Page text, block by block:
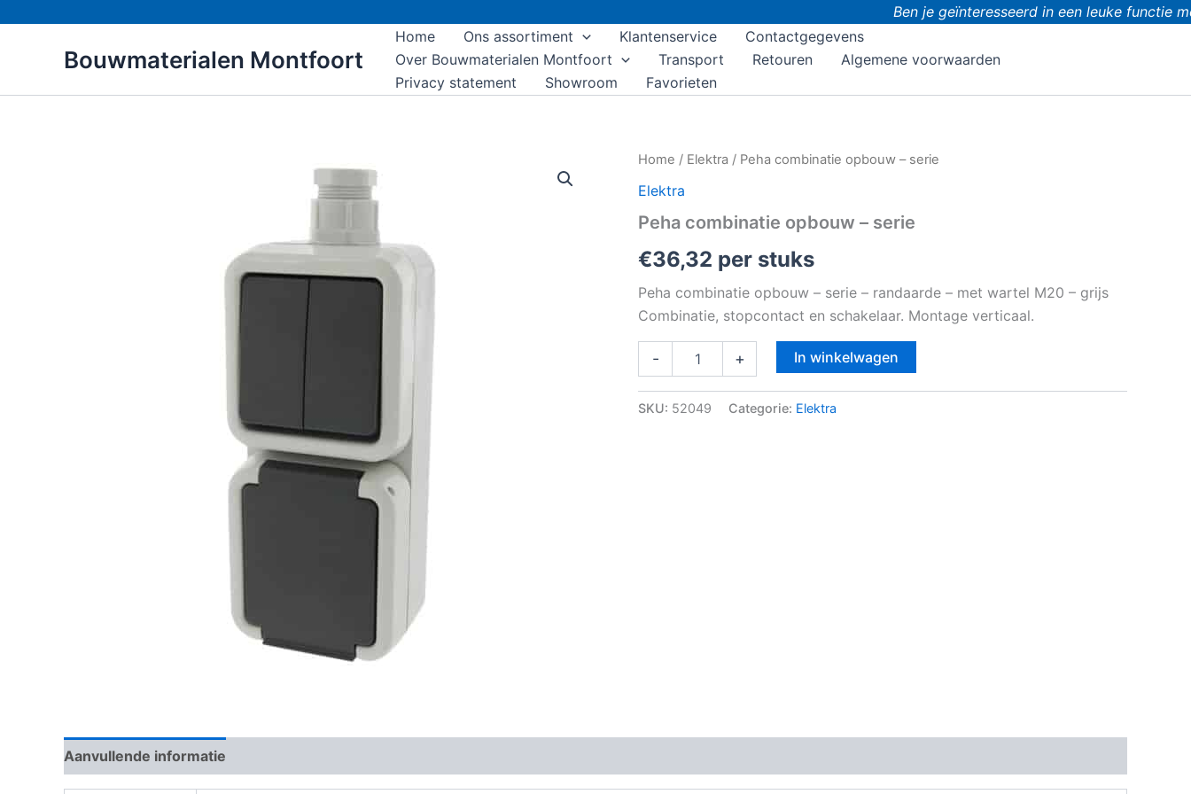
Ben je geïnteresseerd in een leuke functie
Bouwmaterialen Montfoort
Home Ons assortiment Klantenservice
Contactgegevens
Over Bouwmaterialen Montfoort
Transport Retouren
Algemene voorwaarden
Privacy statement
Showroom Favorieten
Home / Elektra / Peha combinatie opbouw – serie
Elektra
Peha combinatie opbouw – serie
€36,32 per stuks
Peha combinatie opbouw – serie – randaarde – met wartel M20 – grijs
Combinatie, stopcontact en schakelaar. Montage verticaal.
-
Peha
opbouw
serie
+ In winkelwagen
SKU: 52049 Categorie: Elektra
Aanvullende informatie